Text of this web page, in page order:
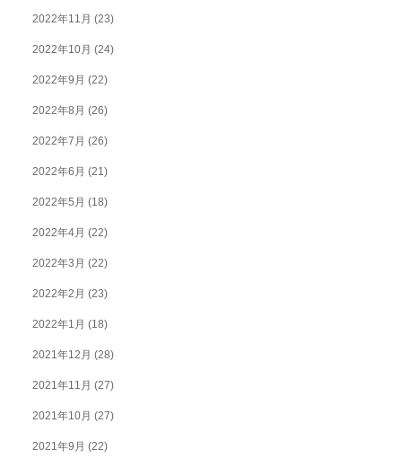
2022年11月 (23)
2022年10月 (24)
2022年9月 (22)
2022年8月 (26)
2022年7月 (26)
2022年6月 (21)
2022年5月 (18)
2022年4月 (22)
2022年3月 (22)
2022年2月 (23)
2022年1月 (18)
2021年12月 (28)
2021年11月 (27)
2021年10月 (27)
2021年9月 (22)